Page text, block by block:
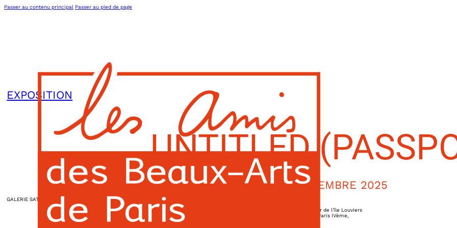
Passer au contenu principal Passer au pied de page
L’association
Actions
EXPOSITION
UNTITLED
10 DÉCEMBRE 2025
GALERIE SATOR
4, cour de l'île Louviers
Paris IVème,